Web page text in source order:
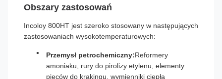
Obszary zastosowań
Incoloy 800HT jest szeroko stosowany w następujących
zastosowaniach wysokotemperaturowych:
Przemysł petrochemiczny:Reformery
amoniaku, rury do pirolizy etylenu, elementy
pieców do krakingu, wymienniki ciepła